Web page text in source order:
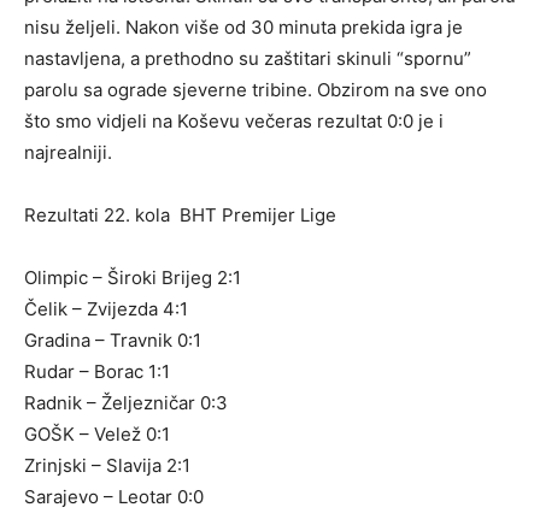
nisu željeli. Nakon više od 30 minuta prekida igra je
nastavljena, a prethodno su zaštitari skinuli “spornu”
parolu sa ograde sjeverne tribine. Obzirom na sve ono
što smo vidjeli na Koševu večeras rezultat 0:0 je i
najrealniji.
Rezultati 22. kola BHT Premijer Lige
Olimpic – Široki Brijeg 2:1
Čelik – Zvijezda 4:1
Gradina – Travnik 0:1
Rudar – Borac 1:1
Radnik – Željezničar 0:3
GOŠK – Velež 0:1
Zrinjski – Slavija 2:1
Sarajevo – Leotar 0:0